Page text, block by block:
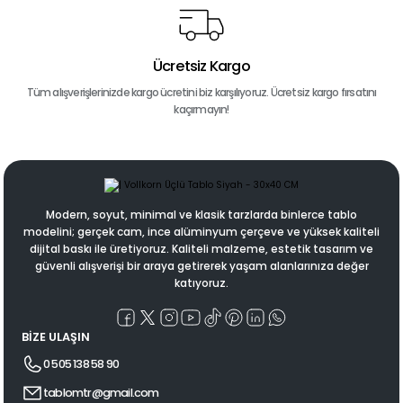
Ücretsiz Kargo
Tüm alışverişlerinizde kargo ücretini biz karşılıyoruz. Ücretsiz kargo fırsatını
kaçırmayın!
Modern, soyut, minimal ve klasik tarzlarda binlerce tablo
modelini; gerçek cam, ince alüminyum çerçeve ve yüksek kaliteli
dijital baskı ile üretiyoruz. Kaliteli malzeme, estetik tasarım ve
güvenli alışverişi bir araya getirerek yaşam alanlarınıza değer
katıyoruz.
BİZE ULAŞIN
0 505 138 58 90
tablomtr@gmail.com